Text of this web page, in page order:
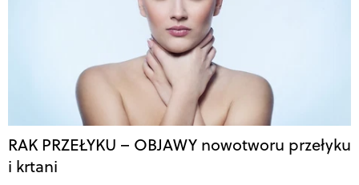
RAK PRZEŁYKU – OBJAWY nowotworu przełyku
i krtani